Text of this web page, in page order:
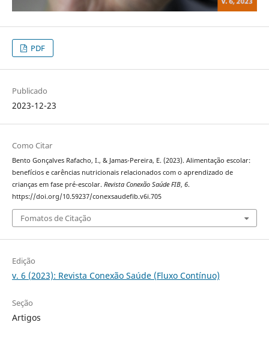
PDF
Publicado
2023-12-23
Como Citar
Bento Gonçalves Rafacho, I., & Jamas-Pereira, E. (2023). Alimentação escolar:
benefícios e carências nutricionais relacionados com o aprendizado de
crianças em fase pré-escolar. Revista Conexão Saúde FIB, 6.
https://doi.org/10.59237/conexsaudefib.v6i.705
Fomatos de Citação
Edição
v. 6 (2023): Revista Conexão Saúde (Fluxo Contínuo)
Seção
Artigos